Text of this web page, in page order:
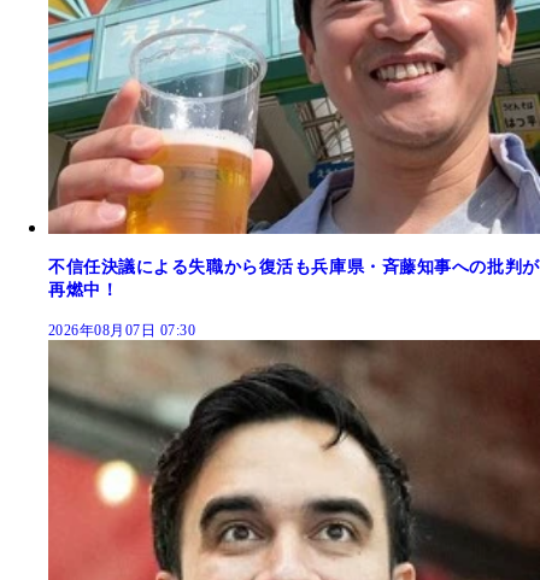
不信任決議による失職から復活も兵庫県・斉藤知事への批判が
再燃中！
2026年08月07日 07:30